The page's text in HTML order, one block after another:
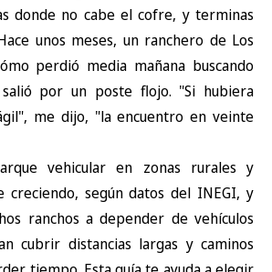
donde no cabe el cofre, y terminas
unos meses, un ranchero de Los
perdió media mañana buscando
por un poste flojo. "Si hubiera
me dijo, "la encuentro en veinte
vehicular en zonas rurales y
creciendo, segúndatos del INEGI, y
ranchos a depender de vehículos
cubrir distancias largas y caminos